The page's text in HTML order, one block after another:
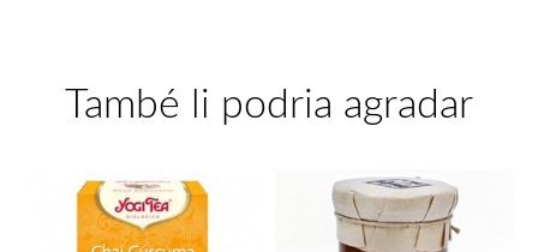
També li podria agradar